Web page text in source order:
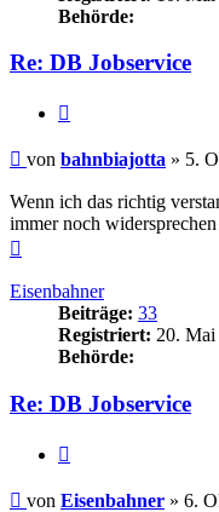
Behörde:
Re: DB Jobservice
Beitrag
von bahnbiajotta » 5.
Wenn ich das richtig
immer noch
Eisenbahner
Beiträge: 33
Registriert: 20.
Behörde:
Re: DB Jobservice
Beitrag
von Eisenbahner » 6.